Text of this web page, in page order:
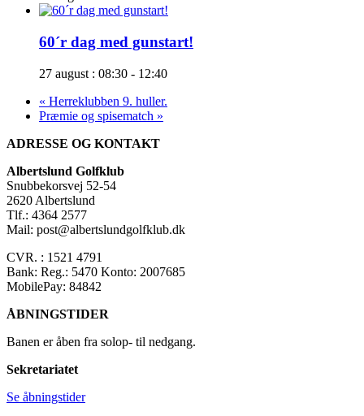
60´r dag med gunstart!
27 august : 08:30 - 12:40
« Herreklubben 9. huller.
Præmie og spisematch »
ADRESSE OG KONTAKT
Albertslund Golfklub
Snubbekorsvej 52-54
2620 Albertslund
Tlf.: 4364 2577
Mail: post@albertslundgolfklub.dk
CVR. : 1521 4791
Bank: Reg.: 5470 Konto: 2007685
MobilePay: 84842
ÅBNINGSTIDER
Banen er åben fra solop- til nedgang.
Sekretariatet
Se åbningstider